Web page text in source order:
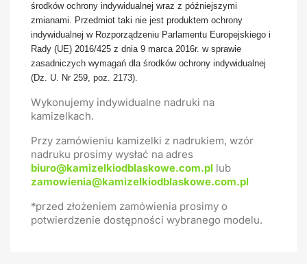
środków ochrony indywidualnej wraz z późniejszymi
zmianami. Przedmiot taki nie jest produktem ochrony
indywidualnej w Rozporządzeniu Parlamentu Europejskiego i
Rady (UE) 2016/425 z dnia 9 marca 2016r. w sprawie
zasadniczych wymagań dla środków ochrony indywidualnej
(Dz. U. Nr 259, poz. 2173).
Wykonujemy indywidualne nadruki na
kamizelkach.
Przy zamówieniu kamizelki z nadrukiem, wzór
nadruku prosimy wysłać na adres
biuro@kamizelkiodblaskowe.com.pl lub
zamowienia@kamizelkiodblaskowe.com.pl
*przed złożeniem zamówienia prosimy o
potwierdzenie dostępności wybranego modelu.